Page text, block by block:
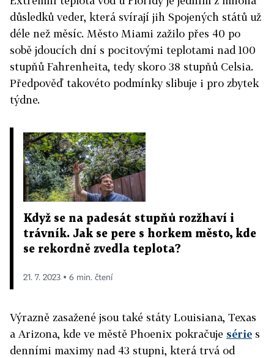
důsledků veder, která svírají jih Spojených států už
déle než měsíc. Město Miami zažilo přes 40 po
sobě jdoucích dní s pocitovými teplotami nad 100
stupňů Fahrenheita, tedy skoro 38 stupňů Celsia.
Předpověď takovéto podmínky slibuje i pro zbytek
týdne.
Když se na padesát stupňů rozžhaví i
trávník. Jak se pere s horkem město, kde
se rekordně zvedla teplota?
21. 7. 2023 ▪ 6 min. čtení
Výrazně zasažené jsou také státy Louisiana, Texas
a Arizona, kde ve městě Phoenix pokračuje série s
denními maximy nad 43 stupni, která trvá od